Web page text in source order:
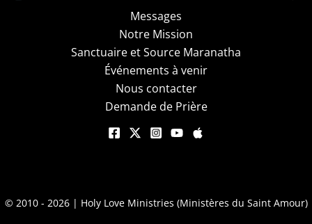
Messages
Notre Mission
Sanctuaire et Source Maranatha
Événements à venir
Nous contacter
Demande de Prière
© 2010 - 2026 | Holy Love Ministries (Ministères du Saint Amour)